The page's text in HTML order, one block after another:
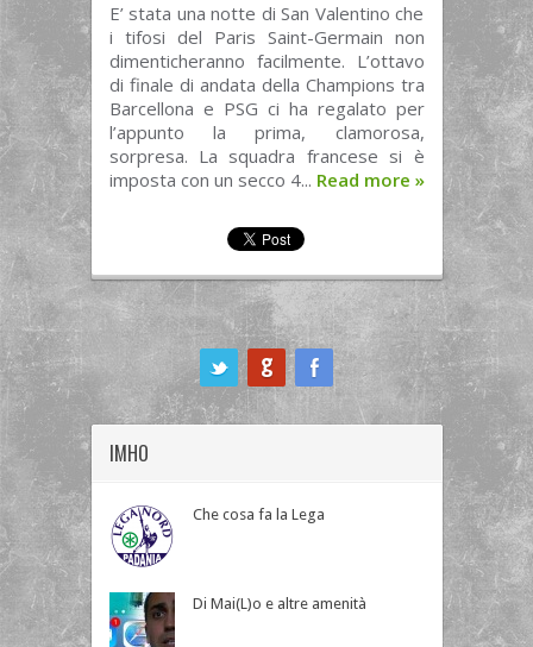
E’ stata una notte di San Valentino che
i tifosi del Paris Saint-Germain non
dimenticheranno facilmente. L’ottavo
di finale di andata della Champions tra
Barcellona e PSG ci ha regalato per
l’appunto la prima, clamorosa,
sorpresa. La squadra francese si è
imposta con un secco 4... Read more »
IMHO
Che cosa fa la Lega
Di Mai(L)o e altre amenità